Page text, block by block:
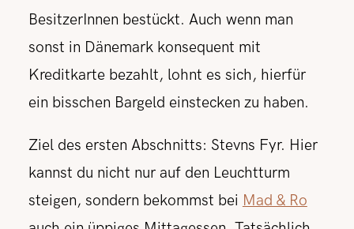
BesitzerInnen bestückt. Auch wenn man
sonst in Dänemark konsequent mit
Kreditkarte bezahlt, lohnt es sich, hierfür
ein bisschen Bargeld einstecken zu haben.
Ziel des ersten Abschnitts: Stevns Fyr. Hier
kannst du nicht nur auf den Leuchtturm
steigen, sondern bekommst bei Mad & Ro